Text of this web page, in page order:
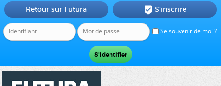
Se souvenir de moi ?
Retour sur Futura  S'inscrire